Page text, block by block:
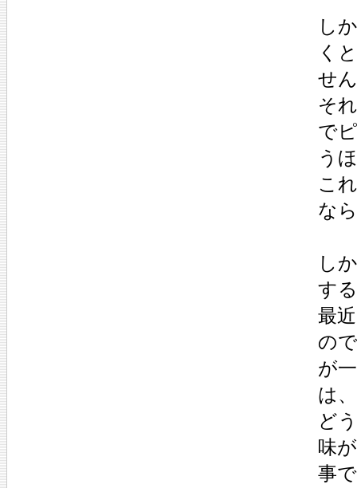
し
く
せ
そ
で
う
こ
な
し
す
最
の
が
は
ど
味
事